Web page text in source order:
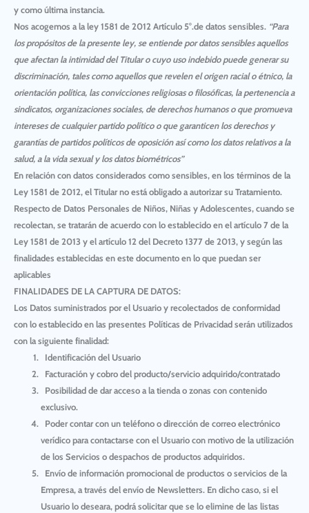
y como última instancia.
Nos acogemos a la ley 1581 de 2012 Artículo 5°.de datos sensibles. “Para
los propósitos de la presente ley, se entiende por datos sensibles aquellos
que afectan la intimidad del Titular o cuyo uso indebido puede generar su
discriminación, tales como aquellos que revelen el origen racial o étnico, la
orientación política, las convicciones religiosas o filosóficas, la pertenencia a
sindicatos, organizaciones sociales, de derechos humanos o que promueva
intereses de cualquier partido político o que garanticen los derechos y
garantías de partidos políticos de oposición así como los datos relativos a la
salud, a la vida sexual y los datos biométricos”
En relación con datos considerados como sensibles, en los términos de la
Ley 1581 de 2012, el Titular no está obligado a autorizar su Tratamiento.
Respecto de Datos Personales de Niños, Niñas y Adolescentes, cuando se
recolectan, se tratarán de acuerdo con lo establecido en el artículo 7 de la
Ley 1581 de 2013 y el artículo 12 del Decreto 1377 de 2013, y según las
finalidades establecidas en este documento en lo que puedan ser
aplicables
FINALIDADES DE LA CAPTURA DE DATOS:
Los Datos suministrados por el Usuario y recolectados de conformidad
con lo establecido en las presentes Políticas de Privacidad serán utilizados
con la siguiente finalidad:
Identificación del Usuario
Facturación y cobro del producto/servicio adquirido/contratado
Posibilidad de dar acceso a la tienda o zonas con contenido
exclusivo.
Poder contar con un teléfono o dirección de correo electrónico
verídico para contactarse con el Usuario con motivo de la utilización
de los Servicios o despachos de productos adquiridos.
Envío de información promocional de productos o servicios de la
Empresa, a través del envío de Newsletters. En dicho caso, si el
Usuario lo deseara, podrá solicitar que se lo elimine de las listas